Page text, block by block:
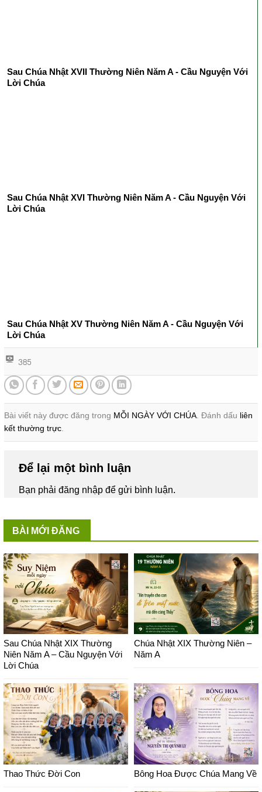
Sau Chúa Nhật XVII Thường Niên Năm A - Cầu Nguyện Với
Lời Chúa
Sau Chúa Nhật XVI Thường Niên Năm A - Cầu Nguyện Với
Lời Chúa
Sau Chúa Nhật XV Thường Niên Năm A - Cầu Nguyện Với
Lời Chúa
385
Bài viết này được đăng trong MỖI NGÀY VỚI CHÚA. Đánh dấu liên
kết thường trực.
Để lại một bình luận
Bạn phảiđăng nhậpđể gửi bình luận.
BÀI MỚI ĐĂNG
Sau Chúa Nhật XIX Thường
Niên Năm A – Cầu Nguyện Với
Lời Chúa
Chúa Nhật XIX Thường Niên –
Năm A
Thao Thức Đời Con Bông Hoa Được Chúa Mang Về